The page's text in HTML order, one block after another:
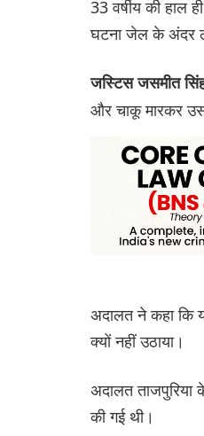
33 वर्षीय की हाल
घटना जेल के अंदर
जस्टिस जसमीत
और चाकू मारकर
अदालत ने कहा कि
क्यों नहीं उठाया।
अदालत ताजपुरिया
की गई थी।